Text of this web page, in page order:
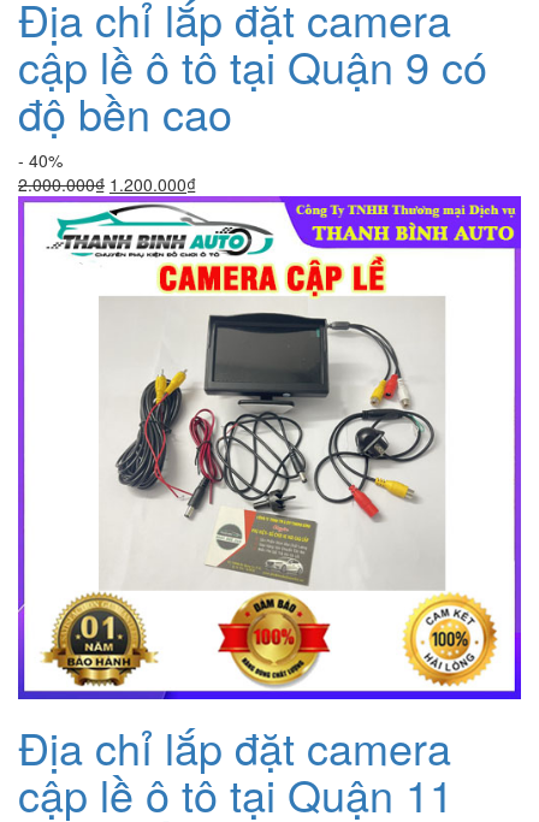
Địa chỉ lắp đặt camera
cập lề ô tô tại Quận 9 có
độ bền cao
- 40%
2.000.000₫ Giá
gốc
là:
2.000.000₫.
1.200.000₫Giá
hiện
tại
là:
1.200.000₫.
Địa chỉ lắp đặt camera
cập lề ô tô tại Quận 11